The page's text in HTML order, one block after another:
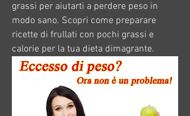
grassi per aiutarti a perdere peso in
modo sano. Scopri come preparare
ricette di frullati con pochi grassi e
calorie per la tua dieta dimagrante.